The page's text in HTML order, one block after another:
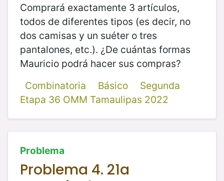
Comprará exactamente 3 artículos,
todos de diferentes tipos (es decir, no
dos camisas y un suéter o tres
pantalones, etc.). ¿De cuántas formas
Mauricio podrá hacer sus compras?
Combinatoria
Básico
Segunda
Etapa 36 OMM Tamaulipas 2022
Problema
Problema 4. 21a